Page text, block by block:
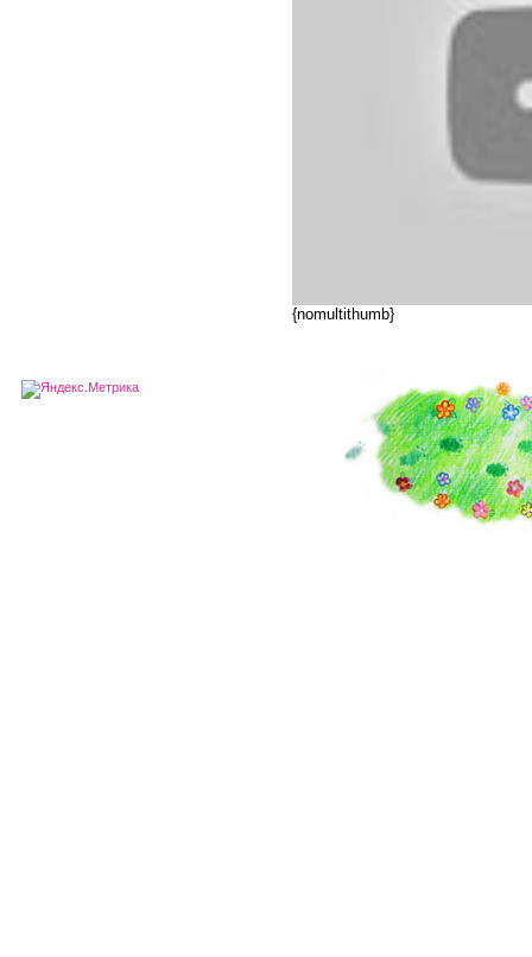
{nomultithumb}